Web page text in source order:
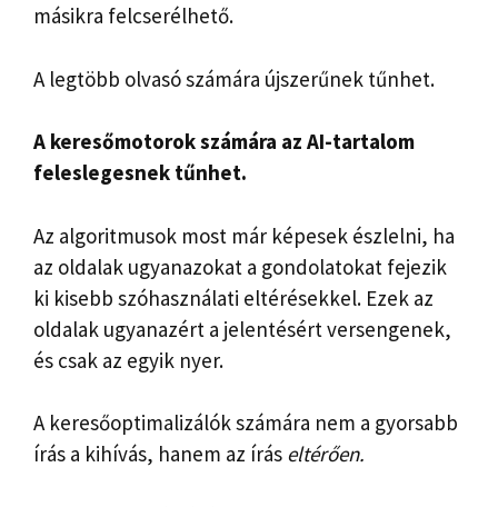
másikra felcserélhető.
A legtöbb olvasó számára újszerűnek tűnhet.
A keresőmotorok számára az AI-tartalom
feleslegesnek tűnhet.
Az algoritmusok most már képesek észlelni, ha
az oldalak ugyanazokat a gondolatokat fejezik
ki kisebb szóhasználati eltérésekkel. Ezek az
oldalak ugyanazért a jelentésért versengenek,
és csak az egyik nyer.
A keresőoptimalizálók számára nem a gyorsabb
írás a kihívás, hanem az írás eltérően.